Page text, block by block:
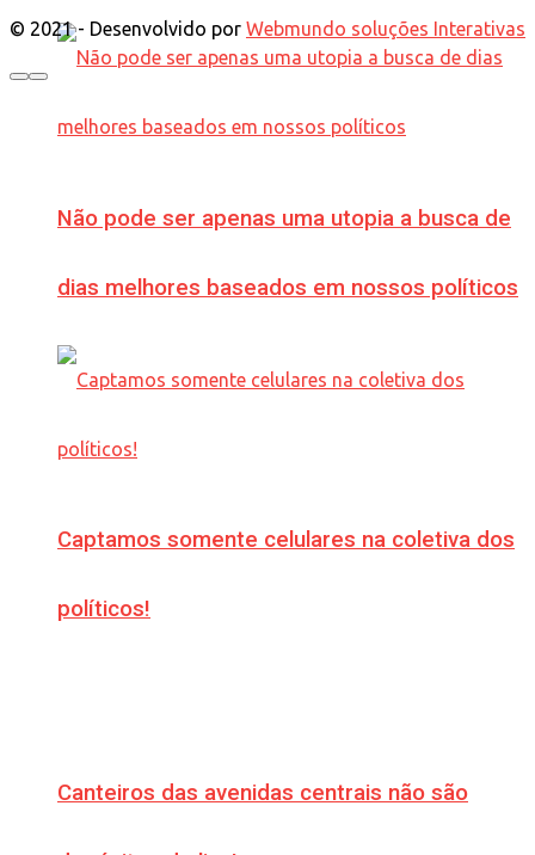
Não pode ser apenas uma utopia a busca de
dias melhores baseados em nossos políticos
Captamos somente celulares na coletiva dos
políticos!
Canteiros das avenidas centrais não são
© 2021 - Desenvolvido por Webmundo soluções Interativas